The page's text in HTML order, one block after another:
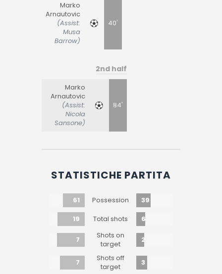
Marko
Arnautovic
(Assist:
Musa
Barrow)
40'
2nd half
Marko
Arnautovic
(Assist:
Nicola
Sansone)
84'
STATISTICHE PARTITA
61 Possession
39
19
Total shots 6
7
Shots on
target
2
7
Shots off
target
3